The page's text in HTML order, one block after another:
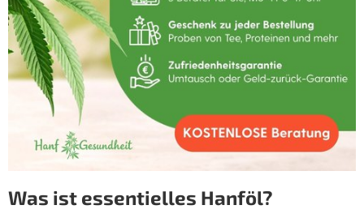
Was ist essentielles Hanföl?